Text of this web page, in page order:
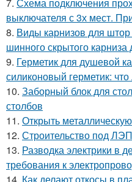
выключателя с 3х мест.
8. Виды карнизов для
шинного скрытого
9. Герметик для душевой
силиконовый герметик:
10. Заборный блок для
столбов
11. Открыть
12. Строительство под
13. Разводка электрики в
требования к